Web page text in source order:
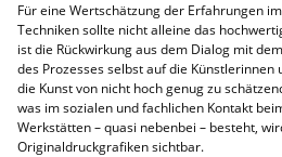
Für eine Wertschätzung der Erfahrungen
Techniken sollte nicht alleine das
ist die Rückwirkung aus dem Dialog mit
des Prozesses selbst auf die
die Kunst von nicht hoch genug zu
was im sozialen und fachlichen Kontakt
Werkstätten – quasi nebenbei – besteht,
Originaldruckgrafiken sichtbar.